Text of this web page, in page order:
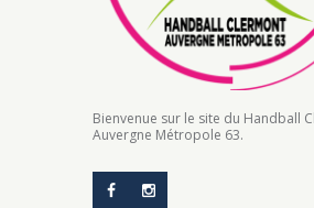
Bienvenue sur le site du Handball
Auvergne Métropole 63.